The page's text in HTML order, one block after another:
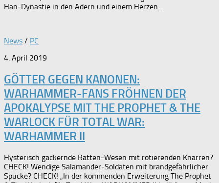
Han-Dynastie in den Adern und einem Herzen...
News / PC
4. April 2019
GÖTTER GEGEN KANONEN:
WARHAMMER-FANS FRÖHNEN DER
APOKALYPSE MIT THE PROPHET & THE
WARLOCK FÜR TOTAL WAR:
WARHAMMER II
Hysterisch gackernde Ratten-Wesen mit rotierenden Knarren?
CHECK! Wendige Salamander-Soldaten mit brandgefährlicher
Spucke? CHECK! „In der kommenden Erweiterung The Prophet